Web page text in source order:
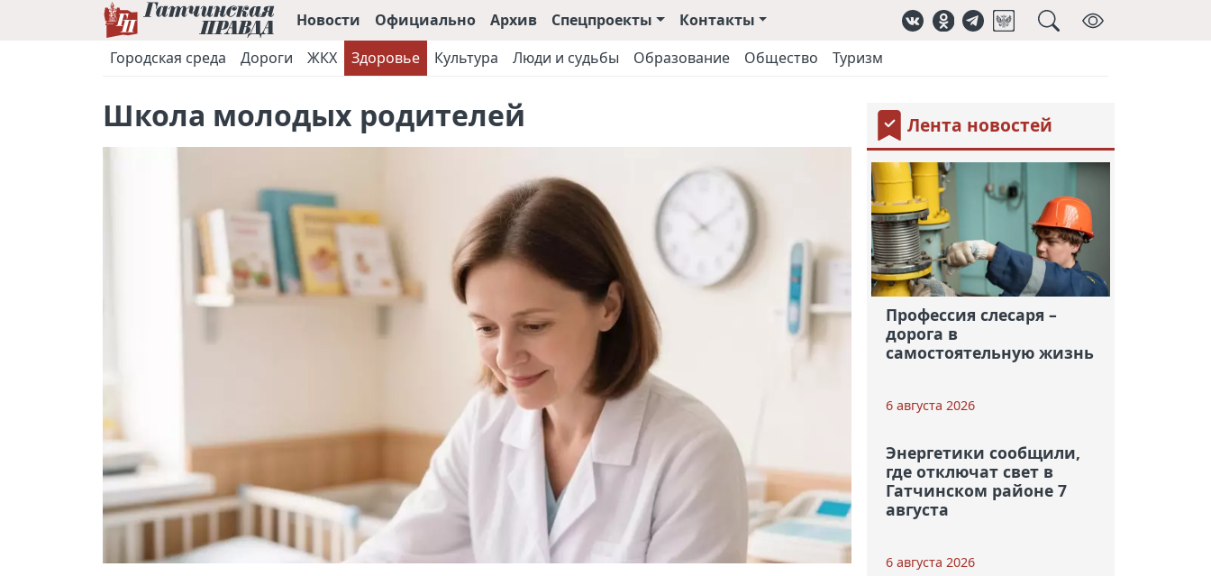
Новости Официально Архив Спецпроекты
Контакты
Городская среда
Дороги ЖКХ Здоровье Культура Люди и судьбы Образование Общество Туризм
Школа молодых родителей Лента новостей
Профессия слесаря –
дорога в
самостоятельную жизнь
6 августа 2026
Энергетики сообщили,
где отключат свет в
Гатчинском районе 7
августа
6 августа 2026